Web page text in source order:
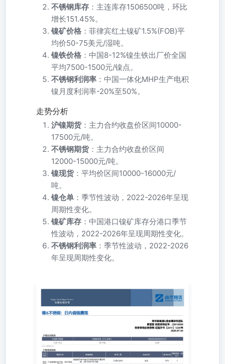
不锈钢库存 ：主连库存1506500吨，环比
增长151.45%。
镍矿价格 ：菲律宾红土镍矿1.5%(FOB)平
均价50-75美元/湿吨。
镍铁价格 ：中国8-12%镍生铁出厂价全国
平均7500-1500元/镍点。
不锈钢利润率 ：中国一体化MHP生产电积
镍月度利润率-20%至50%。
走势分析
沪镍期货：主力合约收盘价区间10000-
17500元/吨。
不锈钢期货：主力合约收盘价区间
12000-15000元/吨。
镍现货：平均价区间10000-16000元/
吨。
镍仓单 ：季节性波动，2022-2026年呈现
周期性变化。
镍矿库存 ：中国港口镍矿库存分港口季节
性波动，2022-2026年呈现周期性变化。
不锈钢利润率 ：季节性波动，2022-2026
年呈现周期性变化。
南华新能源&贵金属研究团队夏莹莹投资咨询证号：
Z0016569投资咨询业务资格:证监许可【2011】1290号
2025.07.04 【核心矛盾】 日内沪镍走势震荡偏强持续偏
强，消息面上青山完成对张浦的收购，仍需关注后续行情发
酵。七月镍矿基准价受到镍市影响轻微下调，菲律宾矿端持
续坚挺，印尼将镍矿配额许可周期从三年缩短为一年，矿端
供应情绪产生一定扰动。镍铁日内成交价持续阴跌，主要受